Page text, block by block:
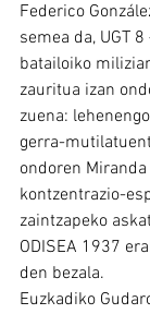
Federico
semea da, UGT
batailoiko
zauritua izan
zuena:
gerra-
ondoren
kontzentrazio-
zaintzapeko
ODISEA 1937
den bezala.
Euzkadiko